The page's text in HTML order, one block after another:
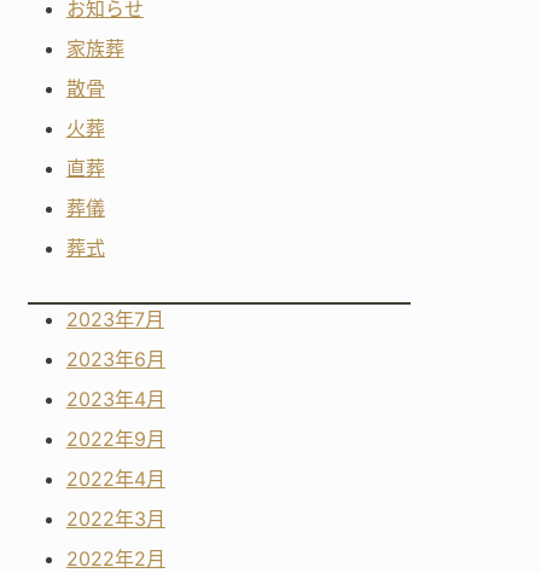
お知らせ
家族葬
散骨
火葬
直葬
葬儀
葬式
2023年7月
2023年6月
2023年4月
2022年9月
2022年4月
2022年3月
2022年2月